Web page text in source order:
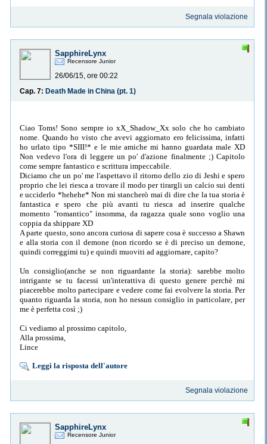
Segnala violazione
SapphireLynx
Recensore Junior
26/06/15, ore 00:22
Cap. 7: Death Made in China (pt. 1)
Ciao Toms! Sono sempre io xX_Shadow_Xx solo che ho cambiato
nome. Quando ho visto che avevi aggiornato ero felicissima, infatti
ho urlato tipo *SIII!* e le mie amiche mi hanno guardata male XD
Non vedevo l'ora di leggere un po' d'azione finalmente ;) Capitolo
come sempre fantastico e scrittura impeccabile.
Diciamo che un po' me l'aspettavo il ritorno dello zio di Jeshi e spero
proprio che lei riesca a trovare il modo per tirargli un calcio sui denti
e ucciderlo *hehehe* Non mi stancherò mai di dire che la tua storia è
fantastica e spero che più avanti tu riesca ad inserire qualche
momento "romantico" insomma, da ragazza quale sono voglio una
coppia da shippare XD
A parte questo, sono ancora curiosa di sapere cosa è successo a Shawn
e alla storia con il demone (non ricordo se è di preciso un demone,
quindi correggimi tu) e quindi muoviti ad aggiornare, capito?
Un consiglio(anche se non riguardante la storia): sarebbe molto
intrigante se tu facessi un'interattiva di questo genere perchè mi
piacerebbe molto partecipare e vedere come fai evolvere la storia. Per
quanto riguarda la storia, non ho nessun consiglio in particolare, per
me è perfetta così ;)
Ci vediamo al prossimo capitolo,
Alla prossima,
Lince
Leggi la risposta dell'autore
Segnala violazione
SapphireLynx
Recensore Junior